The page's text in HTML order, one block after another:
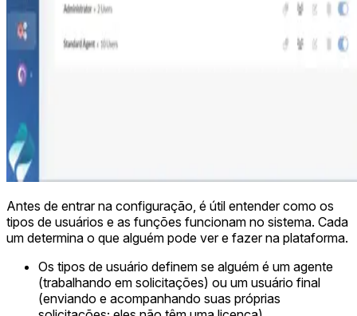
Antes de entrar na configuração, é útil entender como os
tipos de usuários e as funções funcionam no sistema. Cada
um determina o que alguém pode ver e fazer na plataforma.
Os tipos de usuário definem se alguém é um agente
(trabalhando em solicitações) ou um usuário final
(enviando e acompanhando suas próprias